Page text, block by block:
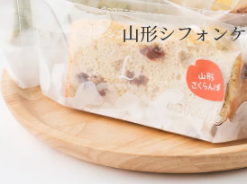
山形シフォン